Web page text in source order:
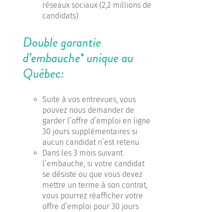
réseaux sociaux (2,2 millions de
candidats)
Double garantie
d’embauche* unique au
Québec:
Suite à vos entrevues, vous
pouvez nous demander de
garder l’offre d’emploi en ligne
30 jours supplémentaires si
aucun candidat n’est retenu
Dans les 3 mois suivant
l’embauche, si votre candidat
se désiste ou que vous devez
mettre un terme à son contrat,
vous pourrez réafficher votre
offre d’emploi pour 30 jours